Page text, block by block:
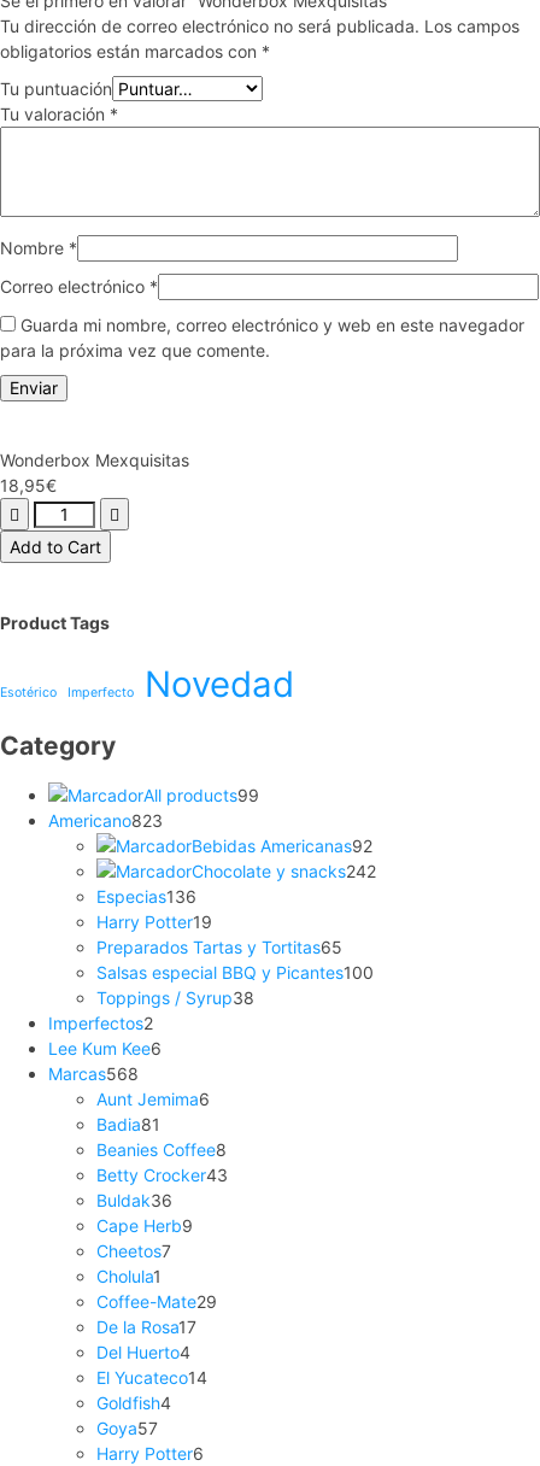
Tu dirección de correo electrónico no será publicada. Los campos
obligatorios están marcados con *
Tu puntuación
Tu valoración *
Nombre *
Correo electrónico *
Guarda mi nombre, correo electrónico y web en este navegador
para la próxima vez que comente.
Wonderbox Mexquisitas
18,95€
Add to Cart
Product Tags
Esotérico Imperfecto Novedad
Category
All products99
Americano823
Bebidas Americanas92
Chocolate y snacks242
Especias136
Harry Potter19
Preparados Tartas y Tortitas65
Salsas especial BBQ y Picantes100
Toppings / Syrup38
Imperfectos2
Lee Kum Kee6
Marcas568
Aunt Jemima6
Badia81
Beanies Coffee8
Betty Crocker43
Buldak36
Cape Herb9
Cheetos7
Cholula1
Coffee-Mate29
De la Rosa17
Del Huerto4
El Yucateco14
Goldfish4
Goya57
Harry Potter6